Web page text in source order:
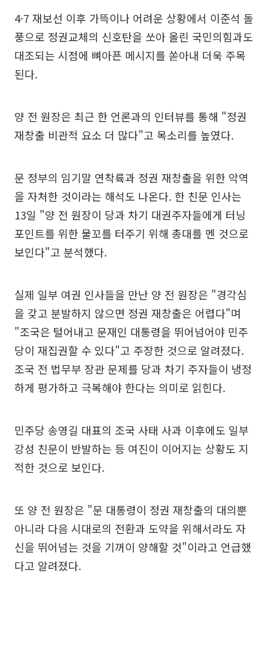
4·7 재보선 이후 가뜩이나 어려운 상황에서 이준석 돌
풍으로 정권교체의 신호탄을 쏘아 올린 국민의힘과도
대조되는 시점에 뼈아픈 메시지를 쏟아내 더욱 주목
된다.
양 전 원장은 최근 한 언론과의 인터뷰를 통해 "정권
재창출 비관적 요소 더 많다”고 목소리를 높였다.
문 정부의 임기말 연착륙과 정권 재창출을 위한 악역
을 자처한 것이라는 해석도 나온다. 한 친문 인사는
13일 "양 전 원장이 당과 차기 대권주자들에게 터닝
포인트를 위한 물꼬를 터주기 위해 총대를 멘 것으로
보인다"고 분석했다.
실제 일부 여권 인사들을 만난 양 전 원장은 "경각심
을 갖고 분발하지 않으면 정권 재창출은 어렵다"며
"조국은 털어내고 문재인 대통령을 뛰어넘어야 민주
당이 재집권할 수 있다"고 주장한 것으로 알려졌다.
조국 전 법무부 장관 문제를 당과 차기 주자들이 냉정
하게 평가하고 극복해야 한다는 의미로 읽힌다.
민주당 송영길 대표의 조국 사태 사과 이후에도 일부
강성 친문이 반발하는 등 여진이 이어지는 상황도 지
적한 것으로 보인다.
또 양 전 원장은 "문 대통령이 정권 재창출의 대의뿐
아니라 다음 시대로의 전환과 도약을 위해서라도 자
신을 뛰어넘는 것을 기꺼이 양해할 것"이라고 언급했
다고 알려졌다.